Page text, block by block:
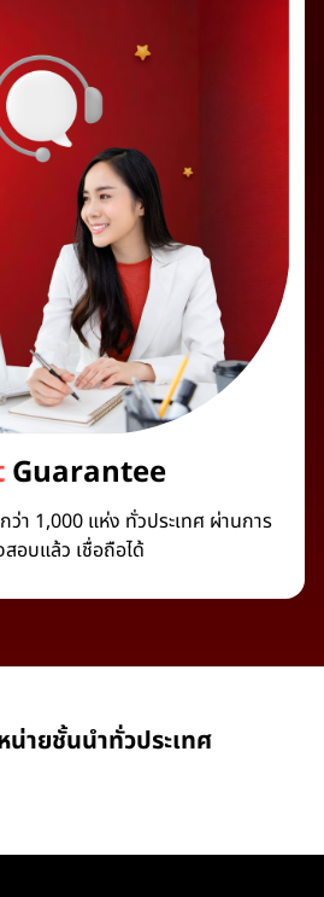
Guarantee
า 1,000 แห่ง ทั่วประเทศ ผ่านการ
สอบแล้ว เชื่อถือได้
ายชั้นนำทั่วประเทศ